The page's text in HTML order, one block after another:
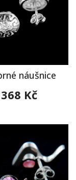
náušnice
368 Kč